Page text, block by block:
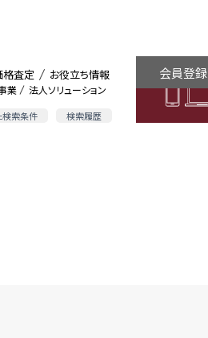
業 法人ソリューション
検索条件 検索履歴
格査定 お役立ち情報 会員登録